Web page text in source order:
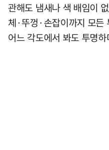
관해도 냄새나 색 배임이
체·뚜껑·손잡이까지 모든
어느 각도에서 봐도 투명하